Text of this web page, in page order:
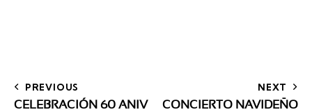
PREVIOUS
CELEBRACIÓN 60 ANIV
NEXT
CONCIERTO NAVIDEÑO